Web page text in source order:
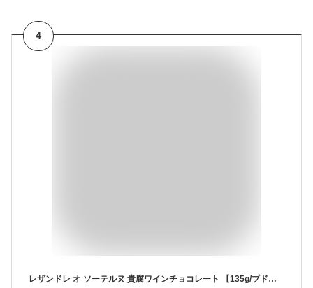
4
レザンドレ オ ソーテルヌ 貴腐ワインチョコレート 【135g/ブドウ柄箱入/専用手提げ袋付き】 ヴェルディエ社 RAISIN DORE AU SAUTERNES Chocolat et Confiserie VERDIER [ 高級ブランド ギフト プレゼント クリスマス お歳暮 バレンタイン ホワイトデー ]